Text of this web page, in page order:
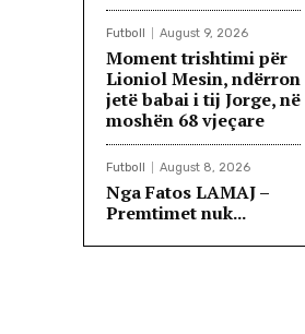
Futboll August 9, 2026
Moment trishtimi për
Lioniol Mesin, ndërron
jetë babai i tij Jorge, në
moshën 68 vjeçare
Futboll August 8, 2026
Nga Fatos LAMAJ –
Premtimet nuk...